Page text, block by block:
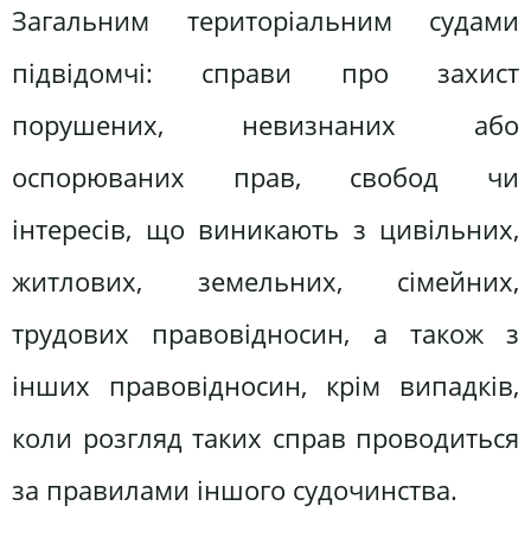
Загальним територіальним судами
підвідомчі: справи про захист
порушених, невизнаних або
оспорюваних прав, свобод чи
інтересів, що виникають з цивільних,
житлових, земельних, сімейних,
трудових правовідносин, а також з
інших правовідносин, крім випадків,
коли розгляд таких справ проводиться
за правилами іншого судочинства.